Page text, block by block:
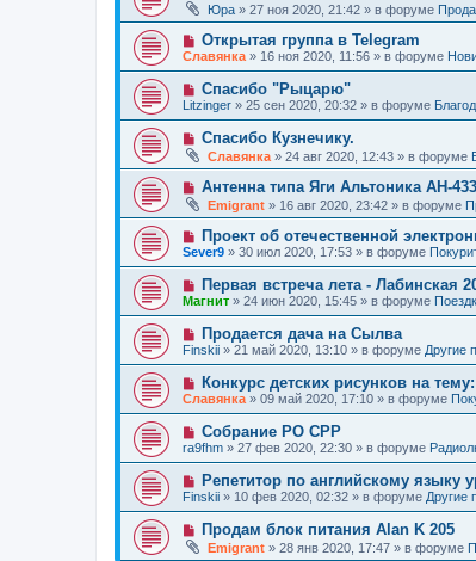
и
е
б
щ
е
н
и
е
с
о
о
б
щ
е
н
и
е
в
е
с
о
о
б
щ
е
н
и
е
Юра » 27 ноя 2020, 21:42 » в форуме
Н
о
в
е
с
о
о
б
щ
н
и
е
Открытая группа в Telegram
Славянка » 16 ноя 2020, 11:56 » в форуме
Н
о
в
е
с
о
о
б
щ
е
н
и
е
Спасибо "Рыцарю"
Litzinger » 25 сен 2020, 20:32 » в форуме
Н
в
е
с
о
б
щ
е
н
и
е
Спасибо Кузнечику.
Славянка » 24 авг 2020, 12:43 » в форуме
Н
в
о
е
с
о
б
щ
е
н
и
е
Антенна типа Яги Альтоника АН-
Emigrant » 16 авг 2020, 23:42 » в форуме
Н
о
в
о
е
с
о
б
щ
е
н
и
е
Проект об отечественной
Sever9 » 30 июл 2020, 17:53 » в форуме
Н
о
в
о
е
с
о
б
щ
е
н
и
е
Первая встреча лета - Лабинская
Магнит » 24 июн 2020, 15:45 » в форуме
Н
о
в
о
е
с
о
о
б
щ
е
н
и
е
Продается дача на Сылва
Finskii » 21 май 2020, 13:10 » в форуме Другие
Н
о
в
е
с
о
б
щ
е
н
и
Конкурс детских рисунков на
Славянка » 09 май 2020, 17:10 » в форуме
Н
о
в
о
е
с
о
б
щ
Собрание РО СРР
ra9fhm » 27 фев 2020, 22:30 » в форуме
Н
о
в
о
е
с
Репетитор по английскому языку
Finskii » 10 фев 2020, 02:32 » в форуме Другие
Н
в
Продам блок питания Alan K 205
Emigrant » 28 янв 2020, 17:47 » в форуме